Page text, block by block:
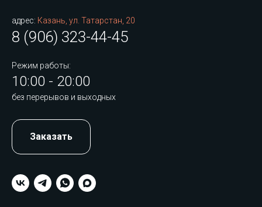
адрес: Казань, ул. Татарстан, 20
8 (906) 323-44-45
Режим работы:
10:00 - 20:00
без перерывов и выходных
Заказать